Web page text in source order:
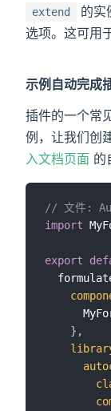
extend
的实
选项。这可用
示例自动完成
插件的一个常
例，让我们创
入文档页面 的
// 文件:
import
export
} ,